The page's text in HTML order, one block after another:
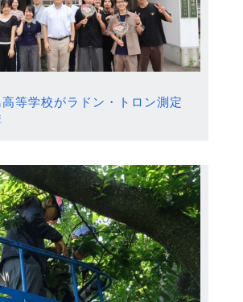
等学校がラドン・トロン測定